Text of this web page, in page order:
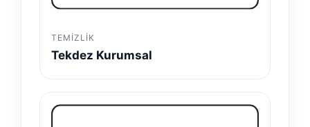
TEMIZLIK
Tekdez Kurumsal